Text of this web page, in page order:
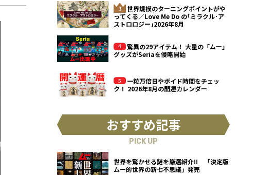
世界規模のターニングポイントがや
ってくる／Love Me Do の｢ミラクル･ア
ストロロジー｣2026年8月
驚異の29アイテム！ 大量の「ムー」
グッズがSeriaを侵略開始
一粒万倍日やボイド時間をチェッ
ク！ 2026年8月の開運カレンダー
おすすめ記事
PICK UP
世界を驚かせる謎を厳選紹介!! 「決定版
ムー的世界の新七不思議」発売